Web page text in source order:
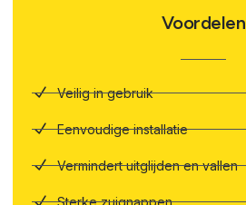
Voordelen
Veilig in gebruik
Eenvoudige installatie
Vermindert uitglijden en vallen
Sterke zuignappen